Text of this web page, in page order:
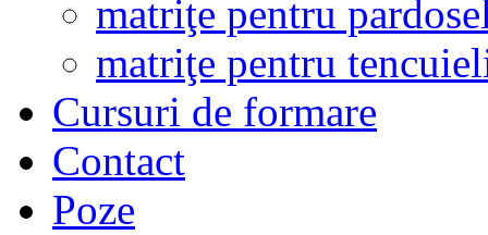
matriţe pentru
matriţe pentru
Cursuri de formare
Contact
Poze